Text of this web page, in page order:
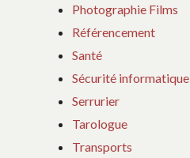
Photographie Films
Référencement
Santé
Sécurité informatique
Serrurier
Tarologue
Transports